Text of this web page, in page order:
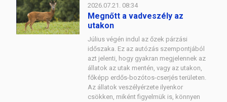
2026.07.21. 08:34
Megnőtt a vadveszély az
utakon
Július végén indul az őzek párzási
időszaka. Ez az autózás szempontjából
azt jelenti, hogy gyakran megjelennek az
állatok az utak mentén, vagy az utakon,
főképp erdős-bozótos-cserjés területen.
Az állatok veszélyérzete ilyenkor
csökken, miként figyelmük is, könnyen